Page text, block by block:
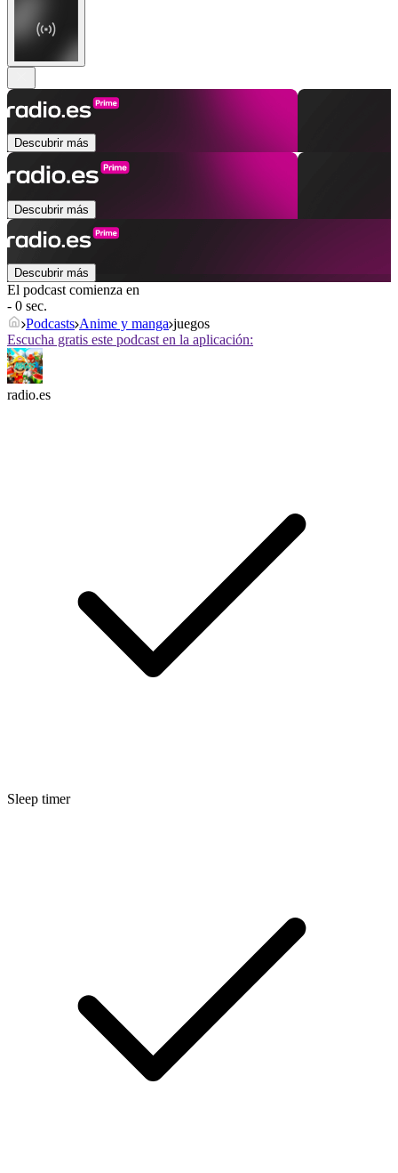
Descubrir más
Descubrir más
Descubrir más
El podcast comienza en
- 0 sec.
Podcasts Anime y manga juegos
Escucha gratis este podcast en la aplicación:
radio.es
Sleep timer